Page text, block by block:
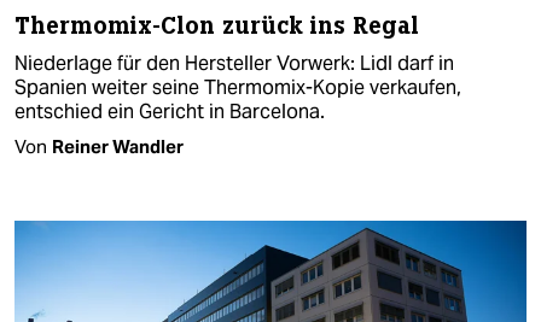
Thermomix-Clon zurück ins Regal​
Niederlage für den Hersteller Vorwerk: Lidl darf in
Spanien weiter seine Thermomix-Kopie verkaufen,
entschied ein Gericht in Barcelona.
Von Reiner Wandler